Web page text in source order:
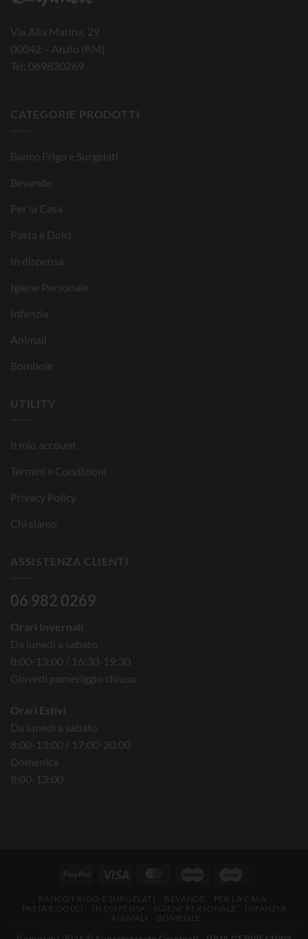
Via Alla Marina, 29
00042 – Anzio (RM)
Tel: 069820269
CATEGORIE PRODOTTI
Banco Frigo e Surgelati
Bevande
Per la Casa
Pasta e Dolci
In dispensa
Igiene Personale
Infanzia
Animali
Bombole
UTILITY
Il mio account
Termini e Condizioni
Privacy Policy
Chi siamo
ASSISTENZA CLIENTI
06 982 0269
Orari Invernali
Da lunedì a sabato
8:00-13:00 / 16:30-19:30
Giovedì pomeriggio chiuso
Orari Estivi
Da lunedì a sabato
8:00-13:00 / 17:00-20:00
Domenica
8:00-13:00